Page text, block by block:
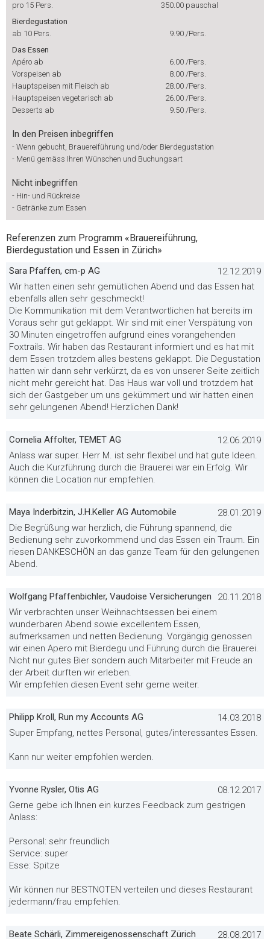
pro 15 Pers.
350.00 pauschal
Bierdegustation
ab 10 Pers.
9.90 /Pers.
Das Essen
Apéro ab
6.00 /Pers.
Vorspeisen ab
8.00 /Pers.
Hauptspeisen mit Fleisch ab
28.00 /Pers.
Hauptspeisen vegetarisch ab
26.00 /Pers.
Desserts ab
9.50 /Pers.
In den Preisen inbegriffen
- Wenn gebucht, Brauereiführung und/oder Bierdegustation
- Menü gemäss Ihren Wünschen und Buchungsart
Nicht inbegriffen
- Hin- und Rückreise
- Getränke zum Essen
Referenzen zum Programm «Brauereiführung,
Bierdegustation und Essen in Zürich»
Sara Pfaffen, cm-p AG
12.12.2019
Wir hatten einen sehr gemütlichen Abend und das Essen hat
ebenfalls allen sehr geschmeckt!
Die Kommunikation mit dem Verantwortlichen hat bereits im
Voraus sehr gut geklappt. Wir sind mit einer Verspätung von
30 Minuten eingetroffen aufgrund eines vorangehenden
Foxtrails. Wir haben das Restaurant informiert und es hat mit
dem Essen trotzdem alles bestens geklappt. Die Degustation
hatten wir dann sehr verkürzt, da es von unserer Seite zeitlich
nicht mehr gereicht hat. Das Haus war voll und trotzdem hat
sich der Gastgeber um uns gekümmert und wir hatten einen
sehr gelungenen Abend! Herzlichen Dank!
Cornelia Affolter, TEMET AG
12.06.2019
Anlass war super. Herr M. ist sehr flexibel und hat gute Ideen.
Auch die Kurzführung durch die Brauerei war ein Erfolg. Wir
können die Location nur empfehlen.
Maya Inderbitzin, J.H.Keller AG Automobile
28.01.2019
Die Begrüßung war herzlich, die Führung spannend, die
Bedienung sehr zuvorkommend und das Essen ein Traum. Ein
riesen DANKESCHÖN an das ganze Team für den gelungenen
Abend.
Wolfgang Pfaffenbichler, Vaudoise Versicherungen
20.11.2018
Wir verbrachten unser Weihnachtsessen bei einem
wunderbaren Abend sowie excellentem Essen,
aufmerksamen und netten Bedienung. Vorgängig genossen
wir einen Apero mit Bierdegu und Führung durch die Brauerei.
Nicht nur gutes Bier sondern auch Mitarbeiter mit Freude an
der Arbeit durften wir erleben.
Wir empfehlen diesen Event sehr gerne weiter.
Philipp Kroll, Run my Accounts AG
14.03.2018
Super Empfang, nettes Personal, gutes/interessantes Essen.
Kann nur weiter empfohlen werden.
Yvonne Rysler, Otis AG
08.12.2017
Gerne gebe ich Ihnen ein kurzes Feedback zum gestrigen
Anlass:
Personal: sehr freundlich
Service: super
Esse: Spitze
Wir können nur BESTNOTEN verteilen und dieses Restaurant
jedermann/frau empfehlen.
Beate Schärli, Zimmereigenossenschaft Zürich 28.08.2017